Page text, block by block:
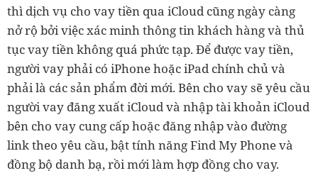
thì dịch vụ cho vay tiền qua iCloud cũng ngày càng
nở rộ bởi việc xác minh thông tin khách hàng và thủ
tục vay tiền không quá phức tạp. Để được vay tiền,
người vay phải có iPhone hoặc iPad chính chủ và
phải là các sản phẩm đời mới. Bên cho vay sẽ yêu cầu
người vay đăng xuất iCloud và nhập tài khoản iCloud
bên cho vay cung cấp hoặc đăng nhập vào đường
link theo yêu cầu, bật tính năng Find My Phone và
đồng bộ danh bạ, rồi mới làm hợp đồng cho vay.